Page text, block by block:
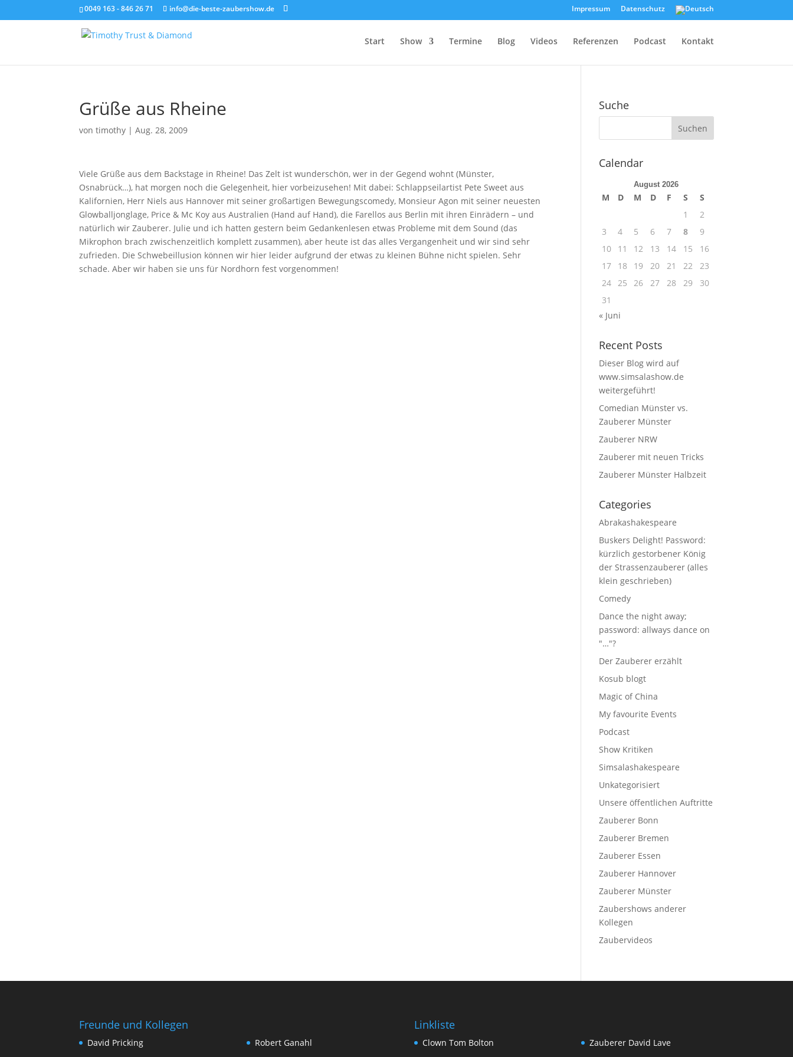
0049 163 - 846 26 71 info@die-beste-zaubershow.de Impressum Datenschutz
Start Show Termine Blog Videos Referenzen Podcast Kontakt
Grüße aus Rheine
vontimothy |Aug. 28, 2009
Viele Grüße aus dem Backstage in Rheine! Das Zelt ist wunderschön, wer in der Gegend wohnt (Münster,
Osnabrück…), hat morgen noch die Gelegenheit, hier vorbeizusehen! Mit dabei: Schlappseilartist Pete Sweet aus
Kalifornien, Herr Niels aus Hannover mit seiner großartigen Bewegungscomedy, Monsieur Agon mit seiner neuesten
Glowballjonglage, Price & Mc Koy aus Australien (Hand auf Hand), die Farellos aus Berlin mit ihren Einrädern – und
natürlich wir Zauberer. Julie und ich hatten gestern beim Gedankenlesen etwas Probleme mit dem Sound (das
Mikrophon brach zwischenzeitlich komplett zusammen), aber heute ist das alles Vergangenheit und wir sind sehr
zufrieden. Die Schwebeillusion können wir hier leider aufgrund der etwas zu kleinen Bühne nicht spielen. Sehr
schade. Aber wir haben sie uns für Nordhorn fest vorgenommen!
Suche
Calendar
August 2026
M D M D F S
S
1
2
3
4 5 6 7 8
9
10
11 12 13 14 15
16
17
18 19 20 21 22
23
24 25 26 27 28 29
30
31
« Juni
Recent Posts
Dieser Blog wird auf
www.simsalashow.de
weitergeführt!
Comedian Münster vs.
Zauberer Münster
Zauberer NRW
Zauberer mit neuen Tricks
Zauberer Münster Halbzeit
Categories
Abrakashakespeare
Buskers Delight! Password:
kürzlich gestorbener König
der Strassenzauberer (alles
klein geschrieben)
Comedy
Dance the night away;
password: allways dance on
"…"?
Der Zauberer erzählt
Kosub blogt
Magic of China
My favourite Events
Podcast
Show Kritiken
Simsalashakespeare
Unkategorisiert
Unsere öffentlichen Auftritte
Zauberer Bonn
Zauberer Bremen
Zauberer Essen
Zauberer Hannover
Zauberer Münster
Zaubershows anderer
Kollegen
Zaubervideos
Freunde und Kollegen
David Pricking
Robert Ganahl
Linkliste
Clown Tom Bolton
Zauberer David Lave